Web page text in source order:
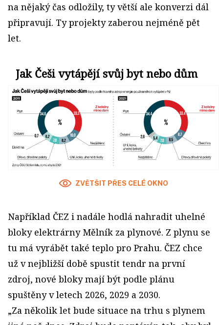
na nějaký čas odložily, ty větší ale konverzi dál
připravují. Ty projekty zaberou nejméně pět
let.
Jak Češi vytápějí svůj byt nebo dům
ZVĚTŠIT PŘES CELÉ OKNO
Například ČEZ i nadále hodlá nahradit uhelné
bloky elektrárny Mělník za plynové. Z plynu se
tu má vyrábět také teplo pro Prahu. ČEZ chce
už v nejbližší době spustit tendr na první
zdroj, nové bloky mají být podle plánu
spuštěny v letech 2026, 2029 a 2030.
„Za několik let bude situace na trhu s plynem